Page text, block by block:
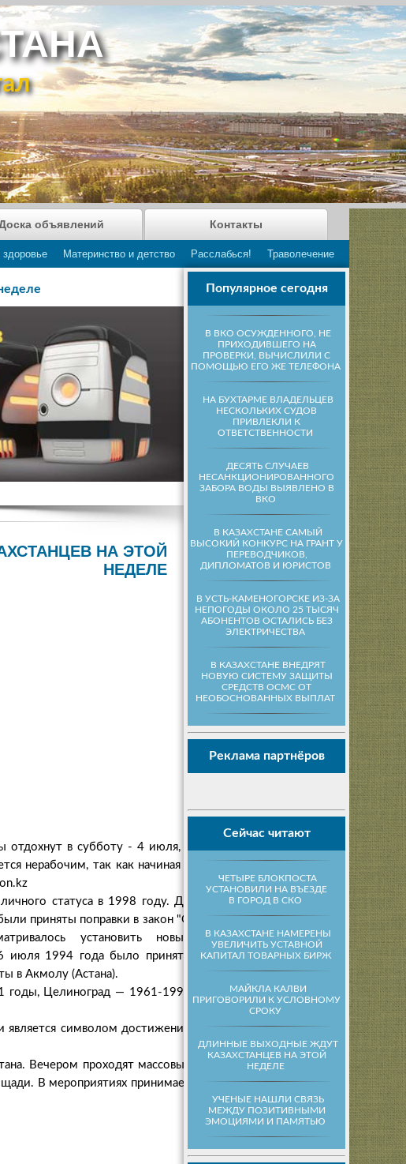
здоровье Материнство и детство Расслабься! Траволечение
объявлений Контакты
Популярное сегодня
В ВКО ОСУЖДЕННОГО, НЕ
ПРИХОДИВШЕГО НА
ПРОВЕРКИ, ВЫЧИСЛИЛИ С
ПОМОЩЬЮ ЕГО ЖЕ ТЕЛЕФОНА
НА БУХТАРМЕ ВЛАДЕЛЬЦЕВ
НЕСКОЛЬКИХ СУДОВ
ПРИВЛЕКЛИ К
ОТВЕТСТВЕННОСТИ
ДЕСЯТЬ СЛУЧАЕВ
НЕСАНКЦИОНИРОВАННОГО
ЗАБОРА ВОДЫ ВЫЯВЛЕНО В
ВКО
В КАЗАХСТАНЕ САМЫЙ
ВЫСОКИЙ КОНКУРС НА ГРАНТ У
ПЕРЕВОДЧИКОВ,
ДИПЛОМАТОВ И ЮРИСТОВ
В УСТЬ-КАМЕНОГОРСКЕ ИЗ-ЗА
НЕПОГОДЫ ОКОЛО 25 ТЫСЯЧ
АБОНЕНТОВ ОСТАЛИСЬ БЕЗ
ЭЛЕКТРИЧЕСТВА
В КАЗАХСТАНЕ ВНЕДРЯТ
НОВУЮ СИСТЕМУ ЗАЩИТЫ
СРЕДСТВ ОСМС ОТ
НЕОБОСНОВАННЫХ ВЫПЛАТ
Реклама партнёров
Сейчас читают
ЧЕТЫРЕ БЛОКПОСТА
УСТАНОВИЛИ НА ВЪЕЗДЕ
В ГОРОД В СКО
В КАЗАХСТАНЕ НАМЕРЕНЫ
УВЕЛИЧИТЬ УСТАВНОЙ
КАПИТАЛ ТОВАРНЫХ БИРЖ
МАЙКЛА КАЛВИ
ПРИГОВОРИЛИ К УСЛОВНОМУ
СРОКУ
ДЛИННЫЕ ВЫХОДНЫЕ ЖДУТ
КАЗАХСТАНЦЕВ НА ЭТОЙ
НЕДЕЛЕ
УЧЕНЫЕ НАШЛИ СВЯЗЬ
МЕЖДУ ПОЗИТИВНЫМИ
ЭМОЦИЯМИ И ПАМЯТЬЮ
НА ЭТОЙ
НЕДЕЛЕ
отдохнут в субботу - 4 июля, в
нерабочим, так как начиная с
статуса в 1998 году. До
приняты поправки в закон "О
установить новый
июля 1994 года было принято
в Акмолу (Астана).
годы, Целиноград — 1961-1992
символом достижений
Вечером проходят массовые
В мероприятиях принимает